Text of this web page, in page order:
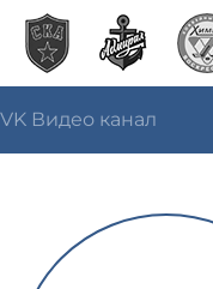
VK Видео канал